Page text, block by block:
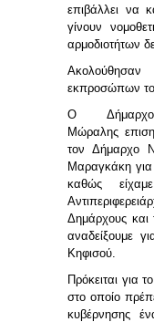
επιβάλλει να
γίνουν
αρμοδιοτήτων
Ακολούθησαν
εκπροσώπων
Ο
Μώραλης
τον Δήμαρχο
Μαραγκάκη για
καθώς
Δημάρχους
αναδείξουμε
Κηφισού.
Πρόκειται για
στο οποίο
κυβέρνησης